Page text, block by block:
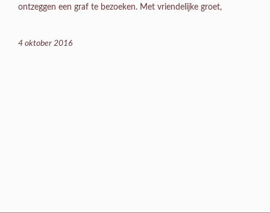
ontzeggen een graf te bezoeken. Met vriendelijke groet,
4 oktober 2016